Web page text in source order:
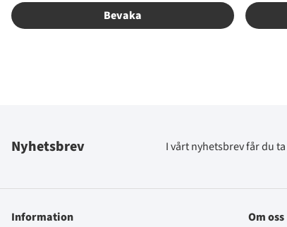
Bevaka
Nyhetsbrev I vårt nyhetsbrev får du
Information Om oss